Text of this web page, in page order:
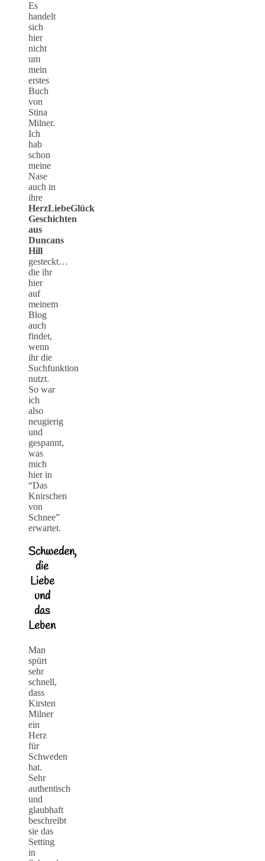
Es
handelt
sich
hier
nicht
um
mein
erstes
Buch
von
Stina
Milner.
Ich
hab
schon
meine
Nase
auch in
ihre
HerzLiebeGlück
Geschichten
aus
Duncans
Hill
gesteckt…
die ihr
hier
auf
meinem
Blog
auch
findet,
wenn
ihr die
Suchfunktion
nutzt.
So war
ich
also
neugierig
und
gespannt,
was
mich
hier in
“Das
Knirschen
von
Schnee”
erwartet.
Schweden,
die
Liebe
und
das
Leben
Man
spürt
sehr
schnell,
dass
Kirsten
Milner
ein
Herz
für
Schweden
hat.
Sehr
authentisch
und
glaubhaft
beschreibt
sie das
Setting
in